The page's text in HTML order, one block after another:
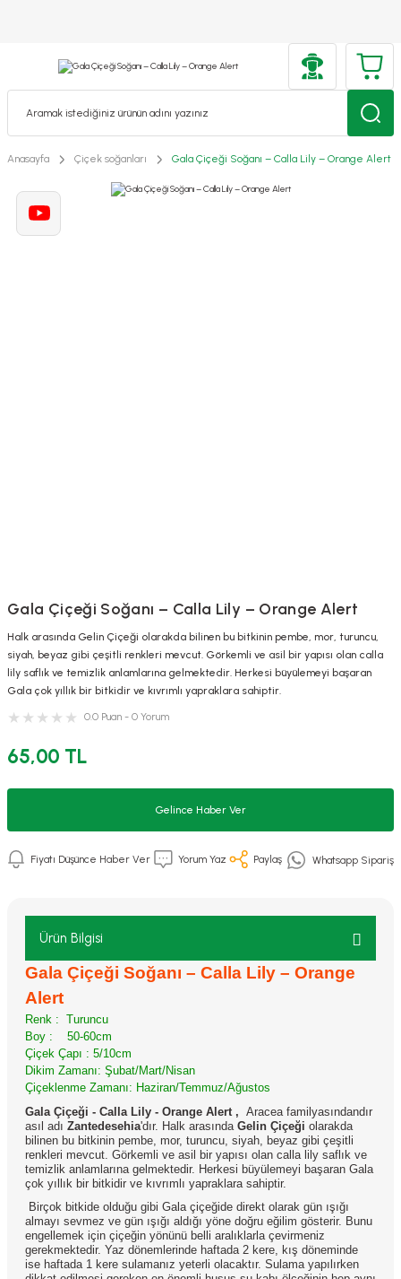
Anasayfa Çiçek soğanları Gala Çiçeği Soğanı – Calla Lily – Orange Alert
Gala Çiçeği Soğanı – Calla Lily – Orange Alert
Halk arasında Gelin Çiçeği olarakda bilinen bu bitkinin pembe, mor, turuncu,
siyah, beyaz gibi çeşitli renkleri mevcut. Görkemli ve asil bir yapısı olan calla
lily saflık ve temizlik anlamlarına gelmektedir. Herkesi büyülemeyi başaran
Gala çok yıllık bir bitkidir ve kıvrımlı yapraklara sahiptir.
0.0 Puan - 0 Yorum
65,00 TL
Gelince Haber Ver
Fiyatı Düşünce Haber Ver Yorum Yaz Paylaş Whatsapp Sipariş
Ürün Bilgisi
Gala Çiçeği Soğanı – Calla Lily – Orange
Alert
Renk : Turuncu
Boy : 50-60cm
Çiçek Çapı : 5/10cm
Dikim Zamanı: Şubat/Mart/Nisan
Çiçeklenme Zamanı: Haziran/Temmuz/Ağustos
Gala Çiçeği - Calla Lily - Orange Alert , Aracea familyasındandır
asıl adı Zantedesehia'dır. Halk arasında Gelin Çiçeği olarakda
bilinen bu bitkinin pembe, mor, turuncu, siyah, beyaz gibi çeşitli
renkleri mevcut. Görkemli ve asil bir yapısı olan calla lily saflık ve
temizlik anlamlarına gelmektedir. Herkesi büyülemeyi başaran Gala
çok yıllık bir bitkidir ve kıvrımlı yapraklara sahiptir.
Birçok bitkide olduğu gibi Gala çiçeğide direkt olarak gün ışığı
almayı sevmez ve gün ışığı aldığı yöne doğru eğilim gösterir. Bunu
engellemek için çiçeğin yönünü belli aralıklarla çevirmeniz
gerekmektedir. Yaz dönemlerinde haftada 2 kere, kış döneminde
ise haftada 1 kere sulamanız yeterli olacaktır. Sulama yapılırken